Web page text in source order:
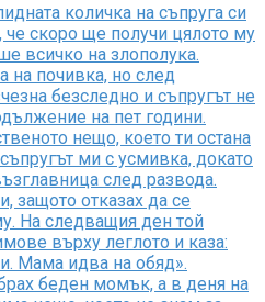
количка на съпруга си
че скоро ще получи цялото му
всичко на злополука.
на почивка, но след
безследно и съпругът не
на пет години.
нещо, което ти остана
ми с усмивка, докато
след развода.
защото отказах да се
На следващия ден той
върху леглото и каза:
Мама идва на обяд».
беден момък, а в деня на